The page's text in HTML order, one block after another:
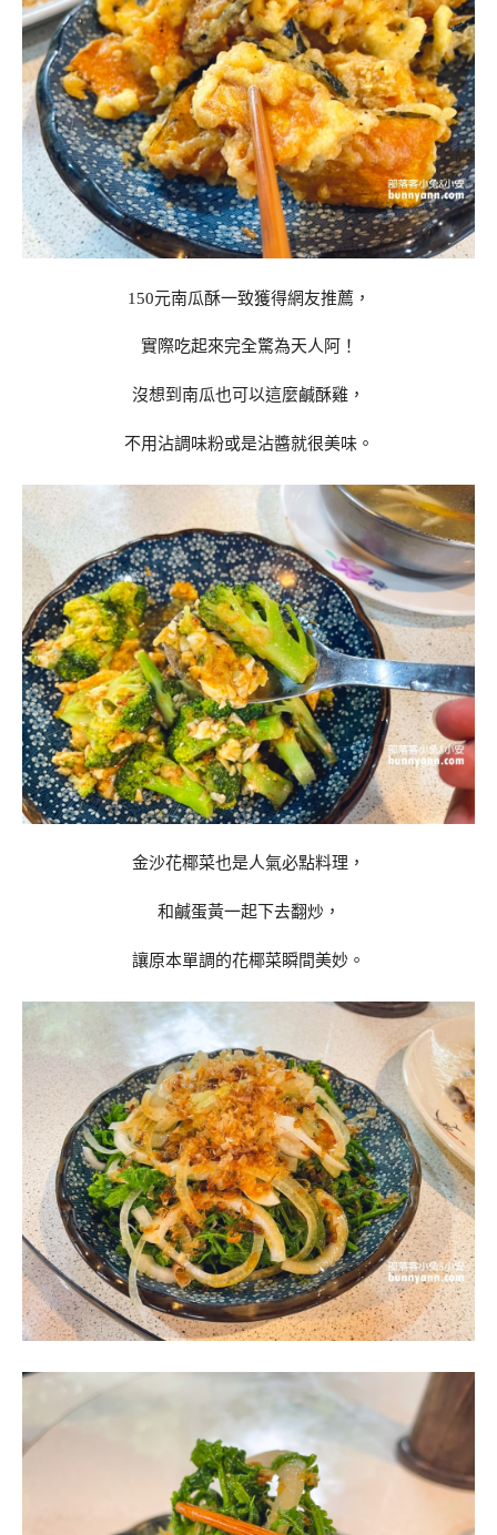
150元南瓜酥一致獲得網友推薦，
實際吃起來完全驚為天人阿！
沒想到南瓜也可以這麼鹹酥雞，
不用沾調味粉或是沾醬就很美味。
金沙花椰菜也是人氣必點料理，
和鹹蛋黃一起下去翻炒，
讓原本單調的花椰菜瞬間美妙。